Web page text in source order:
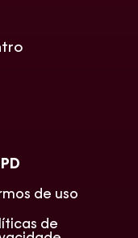
de uso
de